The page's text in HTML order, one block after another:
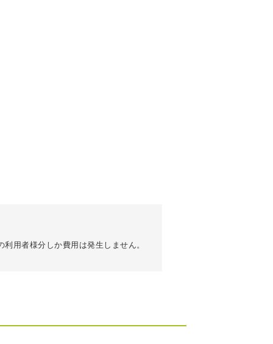
用者様分しか費用は発生しません。